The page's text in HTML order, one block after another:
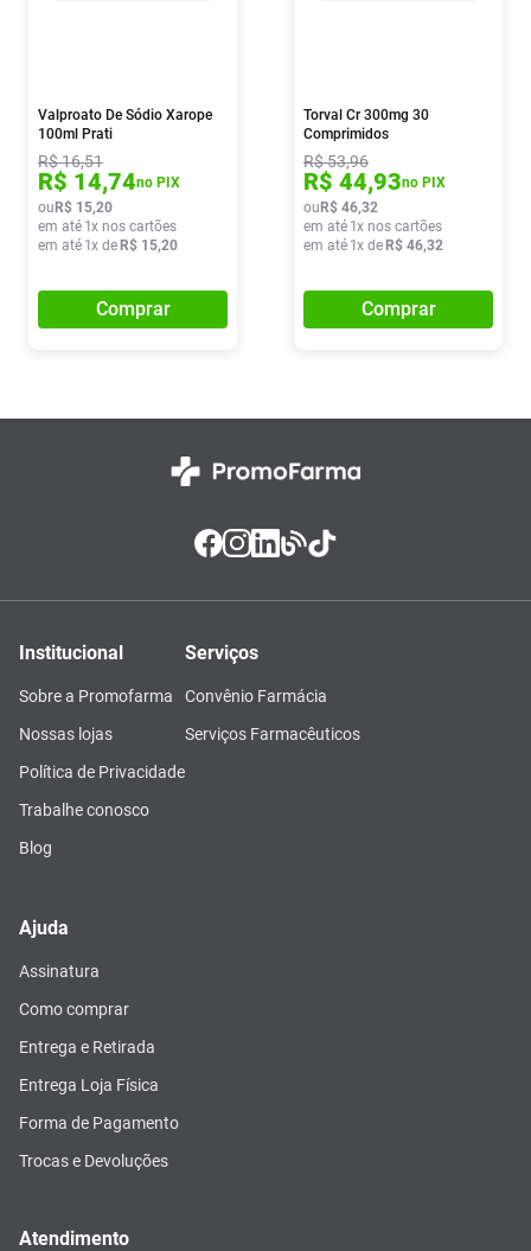
Valproato De Sódio Xarope
100ml Prati
R$16,51
R$ 14,74no PIX
ou R$ 15,20
em até 1x nos cartões
em até 1x de R$ 15,20
Comprar
Torval Cr 300mg 30
Comprimidos
R$53,96
R$ 44,93no PIX
ou R$ 46,32
em até 1x nos cartões
em até 1x de R$ 46,32
Comprar
Institucional
Sobre a Promofarma
Nossas lojas
Política de Privacidade
Trabalhe conosco
Blog
Serviços
Convênio Farmácia
Serviços Farmacêuticos
Ajuda
Assinatura
Como comprar
Entrega e Retirada
Entrega Loja Física
Forma de Pagamento
Trocas e Devoluções
Atendimento